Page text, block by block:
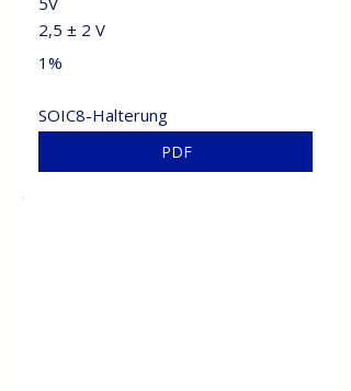
PDF
2,5 ± 2 V
1%
SOIC8-Halterung